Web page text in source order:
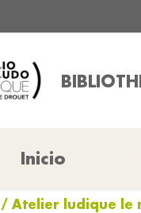
Inicio
/ Atelier ludique le